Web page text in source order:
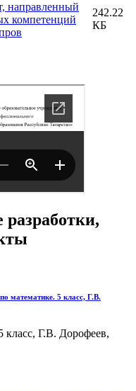
направленный
компетенций
242.22
КБ
математике. 5 класс, Г.В.
класс, Г.В. Дорофеев,